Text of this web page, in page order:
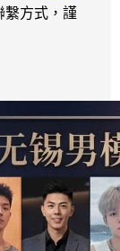
繫方式，謹